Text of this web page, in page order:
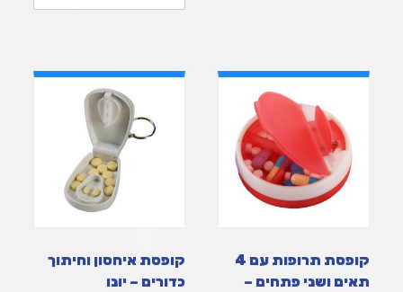
קופסת תרופות עם 4
תאים ושני פתחים –
קופסת איחסון וחיתוך
כדורים – יונו